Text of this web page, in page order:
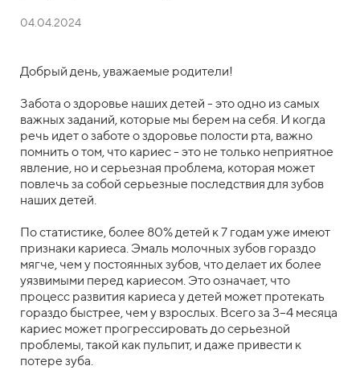
04.04.2024
Добрый день, уважаемые родители!
Забота о здоровье наших детей - это одно из самых
важных заданий, которые мы берем на себя. И когда
речь идет о заботе о здоровье полости рта, важно
помнить о том, что кариес - это не только неприятное
явление, но и серьезная проблема, которая может
повлечь за собой серьезные последствия для зубов
наших детей.
По статистике, более 80% детей к 7 годам уже имеют
признаки кариеса. Эмаль молочных зубов гораздо
мягче, чем у постоянных зубов, что делает их более
уязвимыми перед кариесом. Это означает, что
процесс развития кариеса у детей может протекать
гораздо быстрее, чем у взрослых. Всего за 3–4 месяца
кариес может прогрессировать до серьезной
проблемы, такой как пульпит, и даже привести к
потере зуба.